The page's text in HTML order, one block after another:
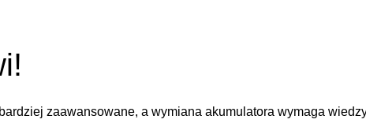
zaawansowane, a wymiana akumulatora wymaga